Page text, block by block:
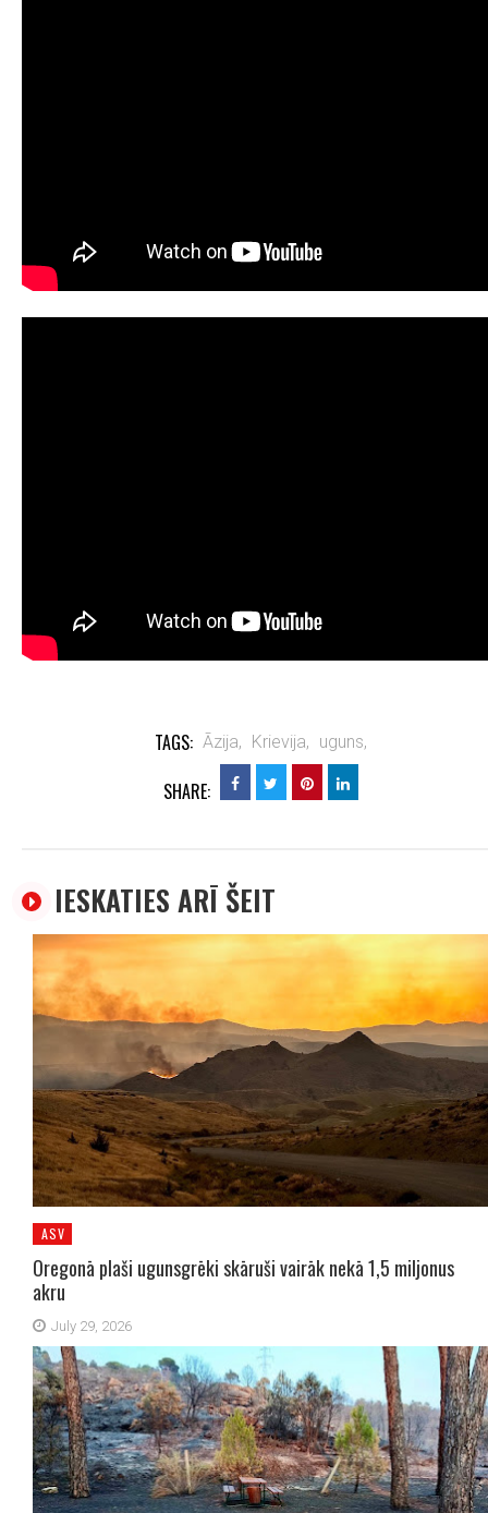
TAGS: Āzija, Krievija, uguns,
SHARE:
IESKATIES ARĪ ŠEIT
ASV
Oregonā plaši ugunsgrēki skāruši vairāk nekā 1,5 miljonus
akru
July 29, 2026